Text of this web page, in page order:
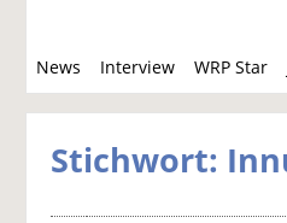
News Interview WRP Star
Stichwort: